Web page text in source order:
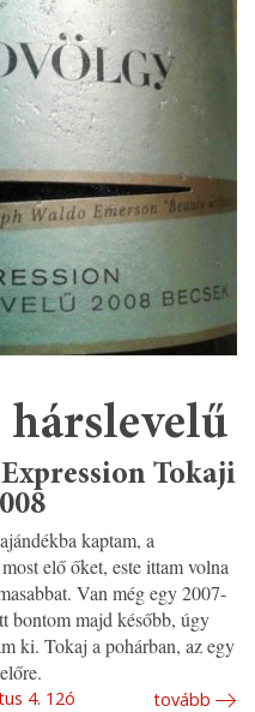
hárslevelű
Tokaji
kaptam, a
elő őket, este ittam volna
Van még egy 2007-
bontom majd később, úgy
ki. Tokaj a pohárban, az egy
4. 12ó tovább